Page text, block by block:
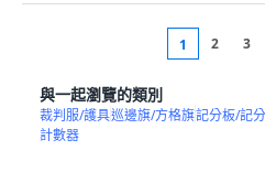
1 2 3
與一起瀏覽的類別
裁判服/護具巡邊旗/方格旗記分板/記
計數器